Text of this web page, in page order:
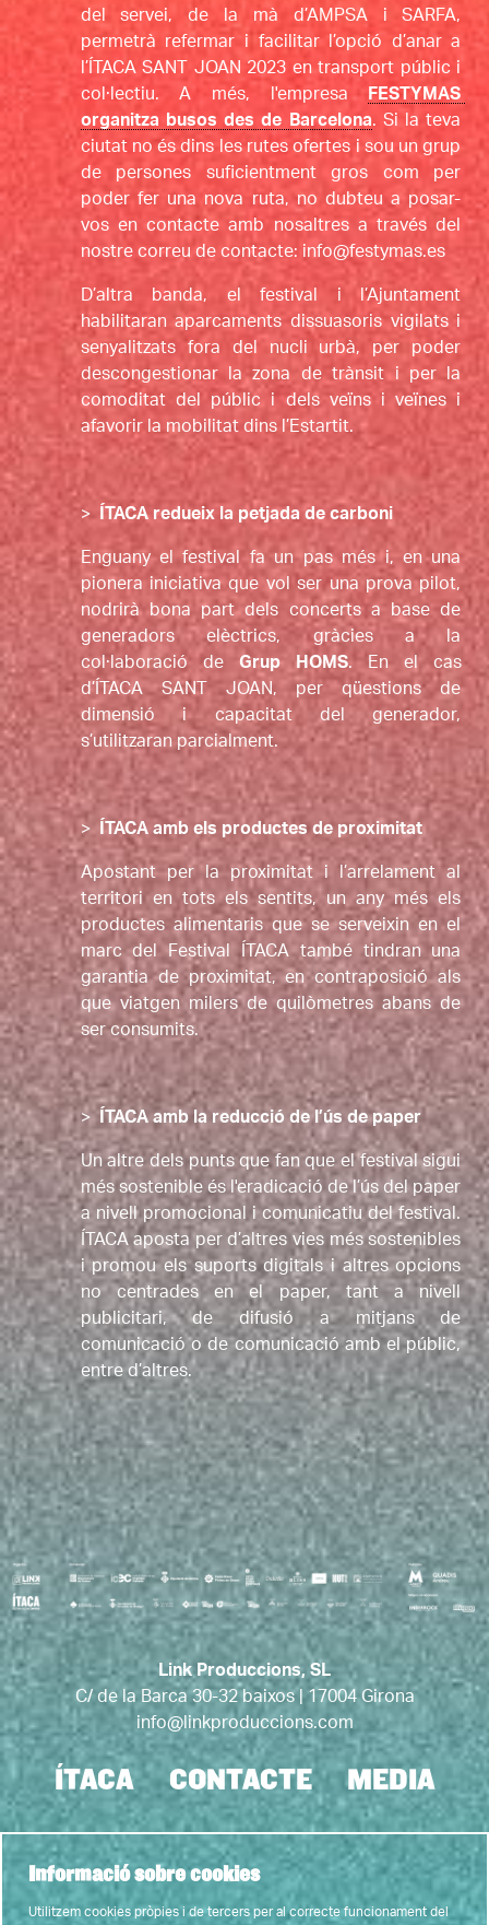
del servei, de la mà d’AMPSA i SARFA,
permetrà refermar i facilitar l’opció d’anar a
l’ÍTACA SANT JOAN 2023 en transport públic i
col·lectiu. A més, l'empresa
FESTYMAS
organitza busos des de Barcelona. Si la teva
ciutat no és dins les rutes ofertes i sou un grup
de persones suficientment gros com per
poder fer una nova ruta, no dubteu a posar-
vos en contacte amb nosaltres a través del
nostre correu de contacte: info@festymas.es
D’altra banda, el festival i l’Ajuntament
habilitaran aparcaments dissuasoris vigilats i
senyalitzats fora del nucli urbà, per poder
descongestionar la zona de trànsit i per la
comoditat del públic i dels veïns i veïnes i
afavorir la mobilitat dins l’Estartit.
> ÍTACA redueix la petjada de carboni
Enguany el festival fa un pas més i, en una
pionera iniciativa que vol ser una prova pilot,
nodrirà bona part dels concerts a base de
generadors elèctrics, gràcies a la
col·laboració de Grup HOMS. En el cas
d’ÍTACA SANT JOAN, per qüestions de
dimensió i capacitat del generador,
s’utilitzaran parcialment.
> ÍTACA amb els productes de proximitat
Apostant per la proximitat i l’arrelament al
territori en tots els sentits, un any més els
productes alimentaris que se serveixin en el
marc del Festival ÍTACA també tindran una
garantia de proximitat, en contraposició als
que viatgen milers de quilòmetres abans de
ser consumits.
> ÍTACA amb la reducció de l’ús de paper
Un altre dels punts que fan que el festival sigui
més sostenible és l'eradicació de l’ús del paper
a nivell promocional i comunicatiu del festival.
ÍTACA aposta per d’altres vies més sostenibles
i promou els suports digitals i altres opcions
no centrades en el paper, tant a nivell
publicitari, de difusió a mitjans de
comunicació o de comunicació amb el públic,
entre d’altres.
Link Produccions, SL
C/ de la Barca 30-32 baixos | 17004 Girona
info@linkproduccions.com
ÍTACA CONTACTE MEDIA
Link a instagram
Link a youtube
Link a twitter
Link aLink a
Informació sobre cookies
Utilitzem cookies pròpies i de tercers per al correcte funcionament del